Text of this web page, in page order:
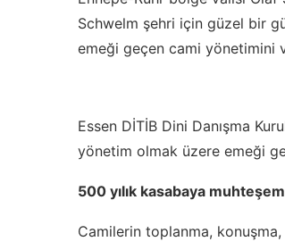
Schwelm şehri için güzel bir
emeği geçen cami yönetimini
Essen DİTİB Dini Danışma
yönetim olmak üzere emeği
500 yılık kasabaya
Camilerin toplanma,